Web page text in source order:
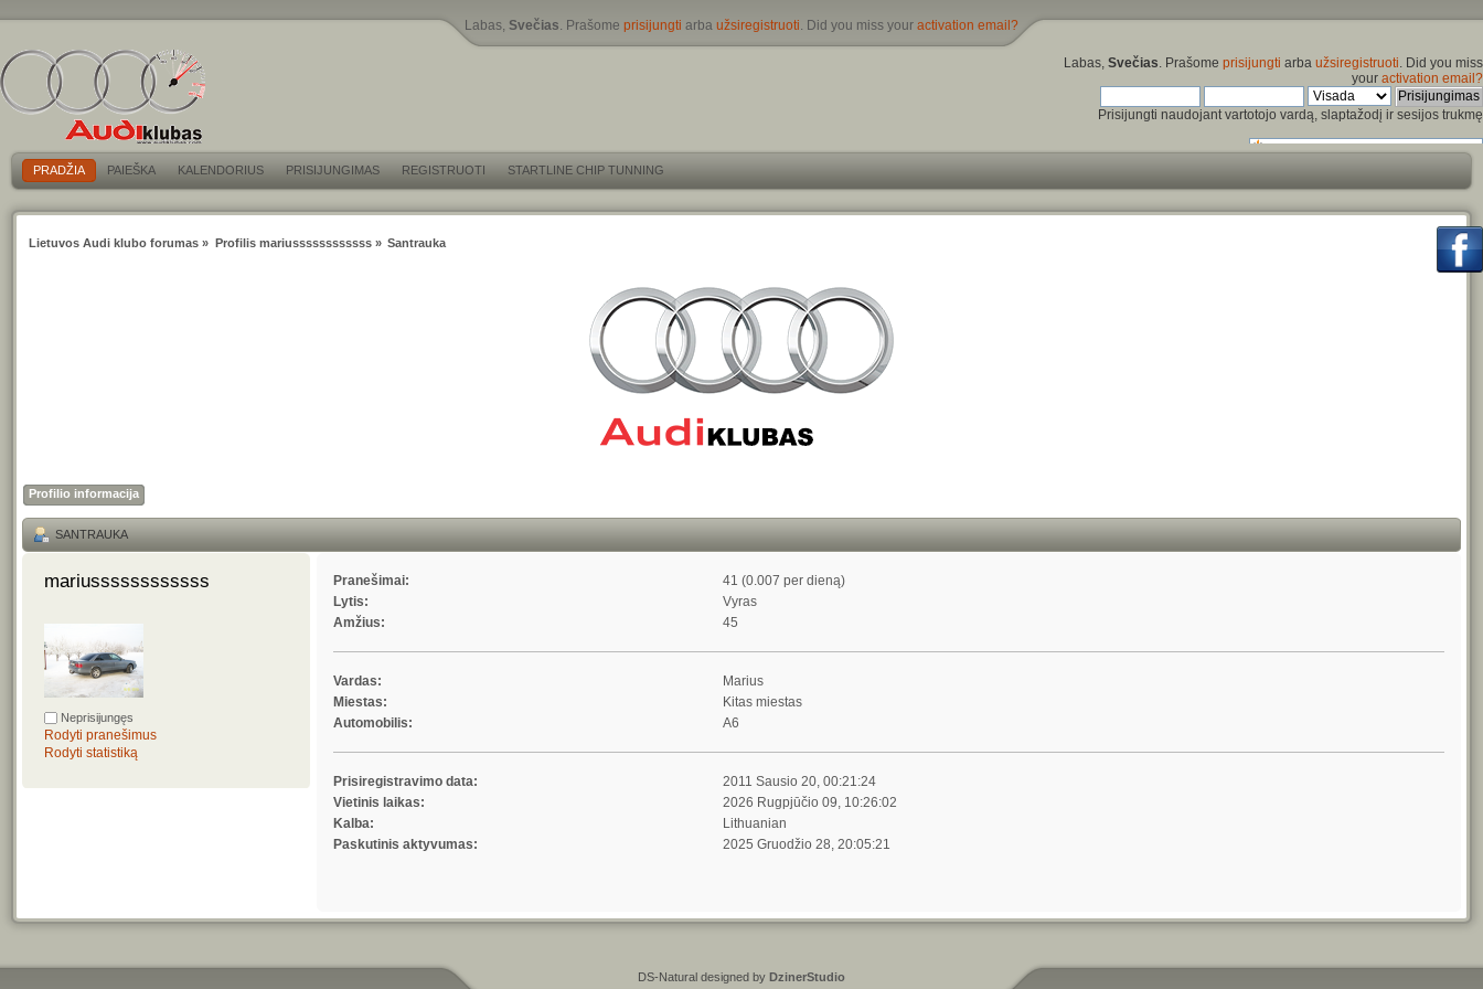
Labas, Svečias. Prašome prisijungti arba užsiregistruoti. Did you miss your activation email?
Labas, Svečias. Prašome prisijungti arba užsiregistruoti. Did you miss
your activation email?
Prisijungti naudojant vartotojo vardą, slaptažodį ir sesijos trukmę
PRADŽIA PAIEŠKA KALENDORIUS PRISIJUNGIMAS REGISTRUOTI STARTLINE CHIP TUNNING
Lietuvos Audi klubo forumas » Profilis mariussssssssssss» Santrauka
Profilio informacija
SANTRAUKA
mariussssssssssss
Neprisijungęs
Rodyti pranešimus
Rodyti statistiką
Pranešimai:
41 (0.007 per dieną)
Lytis:
Vyras
Amžius:
45
Vardas:
Marius
Miestas:
Kitas miestas
Automobilis:
A6
Prisiregistravimo data:
2011 Sausio 20, 00:21:24
Vietinis laikas:
2026 Rugpjūčio 09, 10:26:02
Kalba:
Lithuanian
Paskutinis aktyvumas:
2025 Gruodžio 28, 20:05:21
DS-Natural designed by DzinerStudio